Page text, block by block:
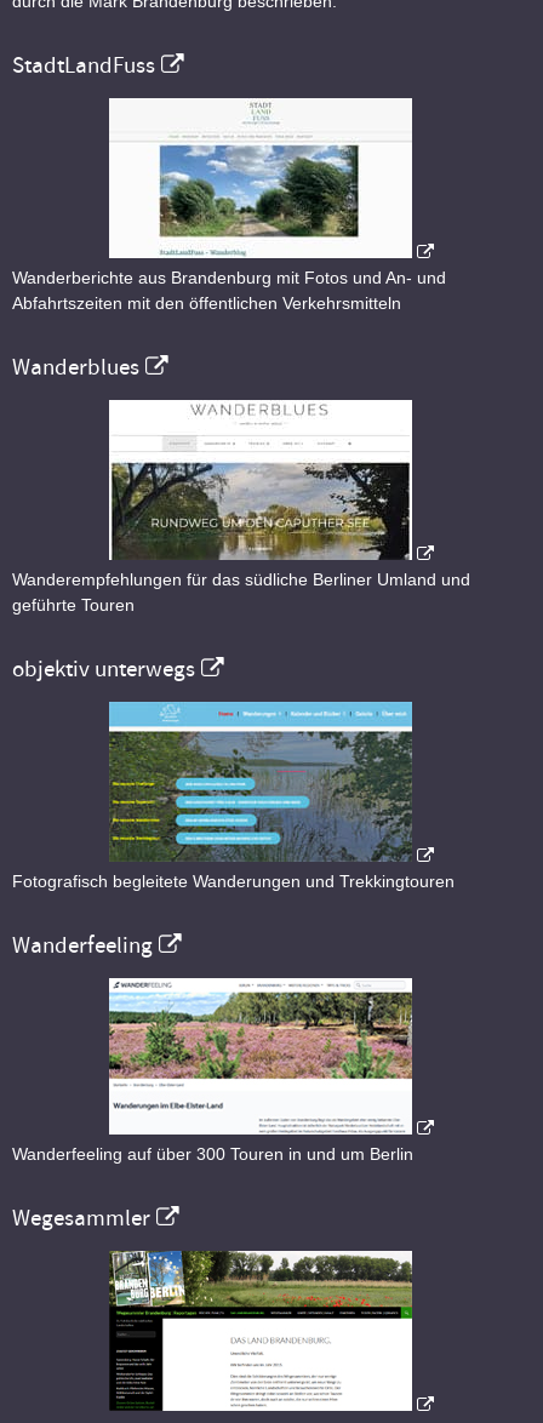
StadtLandFuss
Wanderberichte aus Brandenburg mit Fotos und An- und
Abfahrtszeiten mit den öffentlichen Verkehrsmitteln
Wanderblues
Wanderempfehlungen für das südliche Berliner Umland und
geführte Touren
objektiv unterwegs
Fotografisch begleitete Wanderungen und Trekkingtouren
Wanderfeeling
Wanderfeeling auf über 300 Touren in und um Berlin
Wegesammler